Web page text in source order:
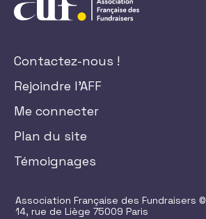
Contactez-nous !
Rejoindre l'AFF
Me connecter
Plan du site
Témoignages
Association Française des Fundraisers
14, rue de Liège 75009 Paris